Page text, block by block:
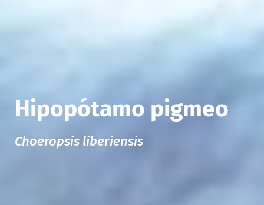
Hipopótamo pigmeo
Choeropsis liberiensis